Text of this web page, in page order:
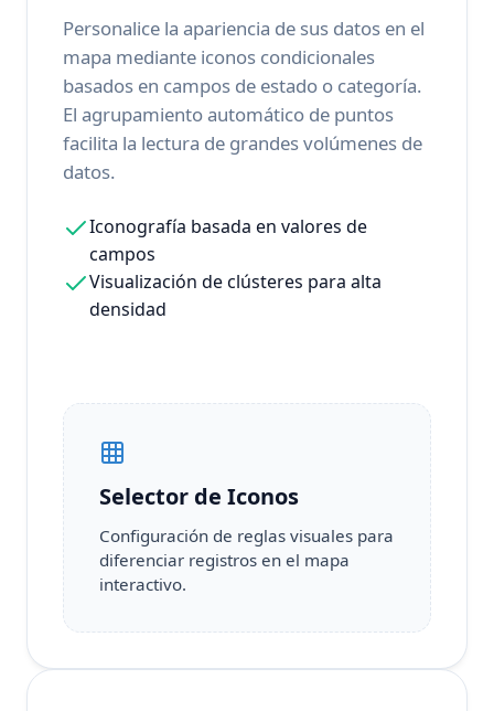
Personalice la apariencia de sus datos en el
mapa mediante iconos condicionales
basados en campos de estado o categoría.
El agrupamiento automático de puntos
facilita la lectura de grandes volúmenes de
datos.
Iconografía basada en valores de
campos
Visualización de clústeres para alta
densidad
Selector de Iconos
Configuración de reglas visuales para
diferenciar registros en el mapa
interactivo.